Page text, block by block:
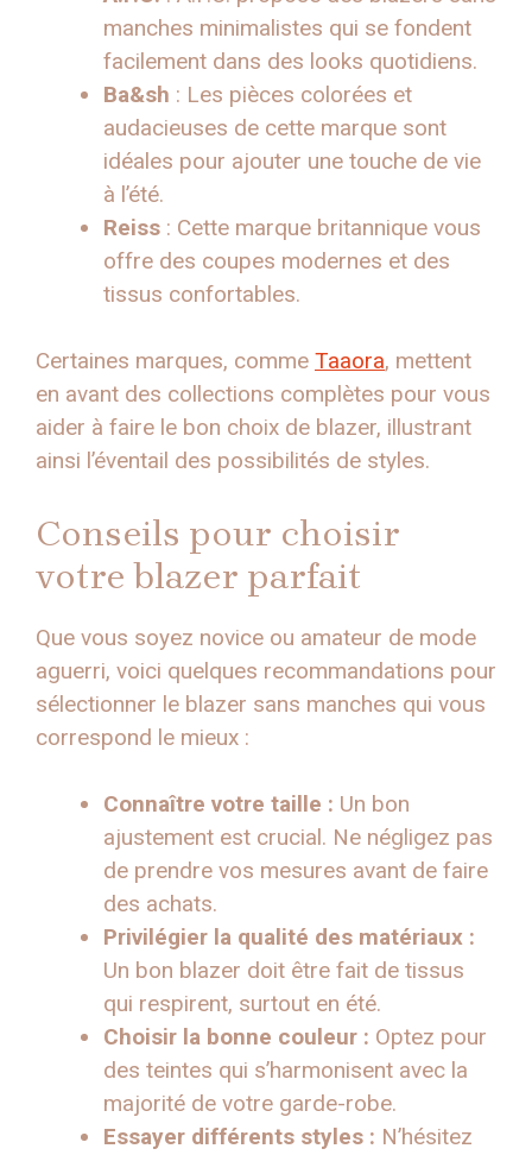
manches minimalistes qui se fondent
facilement dans des looks quotidiens.
Ba&sh : Les pièces colorées et
audacieuses de cette marque sont
idéales pour ajouter une touche de vie
à l’été.
Reiss : Cette marque britannique vous
offre des coupes modernes et des
tissus confortables.
Certaines marques, comme Taaora, mettent
en avant des collections complètes pour vous
aider à faire le bon choix de blazer, illustrant
ainsi l’éventail des possibilités de styles.
Conseils pour choisir
votre blazer parfait
Que vous soyez novice ou amateur de mode
aguerri, voici quelques recommandations pour
sélectionner le blazer sans manches qui vous
correspond le mieux :
Connaître votre taille : Un bon
ajustement est crucial. Ne négligez pas
de prendre vos mesures avant de faire
des achats.
Privilégier la qualité des matériaux :
Un bon blazer doit être fait de tissus
qui respirent, surtout en été.
Choisir la bonne couleur : Optez pour
des teintes qui s’harmonisent avec la
majorité de votre garde-robe.
Essayer différents styles : N’hésitez